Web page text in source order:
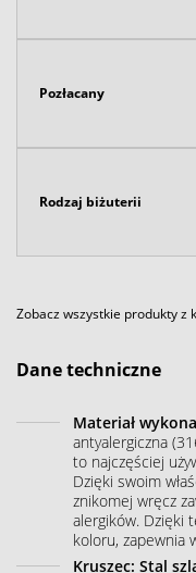
Pozłacany
Rodzaj biżuterii
Zobacz wszystkie produkty z
Dane techniczne
Materiał
antyalergiczna
to najczęściej
Dzięki swoim
znikomej wręcz
alergików. Dzięki
koloru, zapewnia
Kruszec: Stal